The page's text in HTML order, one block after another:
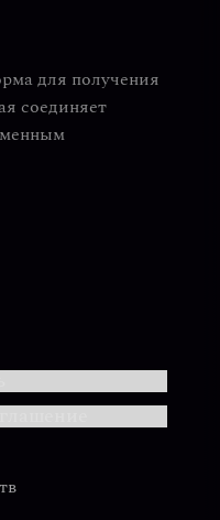
для получения
соединяет